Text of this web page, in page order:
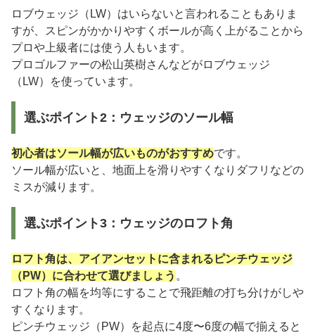
ロブウェッジ（LW）はいらないと言われることもありま
すが、スピンがかかりやすくボールが高く上がることから
プロや上級者には使う人もいます。
プロゴルファーの松山英樹さんなどがロブウェッジ
（LW）を使っています。
選ぶポイント2：ウェッジのソール幅
初心者はソール幅が広いものがおすすめです。
ソール幅が広いと、地面上を滑りやすくなりダフリなどの
ミスが減ります。
選ぶポイント3：ウェッジのロフト角
ロフト角は、アイアンセットに含まれるピンチウェッジ
（PW）に合わせて選びましょう 。
ロフト角の幅を均等にすることで飛距離の打ち分けがしや
すくなります。
ピンチウェッジ（PW）を起点に4度〜6度の幅で揃えると